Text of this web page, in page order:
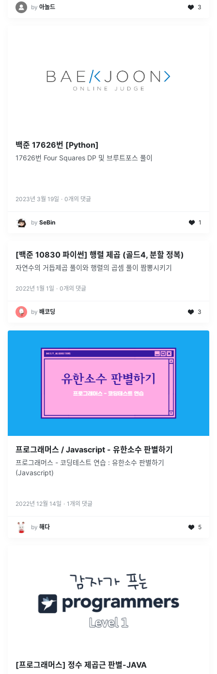
by 아놀드 3
백준 17626번 [Python]
17626번 Four Squares DP 및 브루트포스 풀이
2023년 3월 19일 · 0개의 댓글
by SeBin 1
[백준 10830 파이썬] 행렬 제곱 (골드4, 분할 정복)
자연수의 거듭제곱 풀이와 행렬의 곱셈 풀이 짬뽕시키기
2022년 1월 1일 · 0개의 댓글
by 배코딩 3
프로그래머스 / Javascript - 유한소수 판별하기
프로그래머스 - 코딩테스트 연습 : 유한소수 판별하기
(Javascript)
2022년 12월 14일 · 1 개의 댓글
by 해다 5
[프로그래머스] 정수 제곱근 판별-JAVA